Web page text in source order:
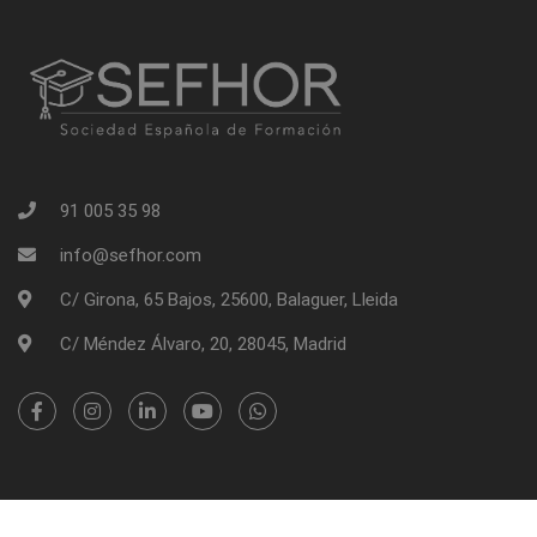
91 005 35 98
info@sefhor.com
C/ Girona, 65 Bajos, 25600, Balaguer, Lleida
C/ Méndez Álvaro, 20, 28045, Madrid